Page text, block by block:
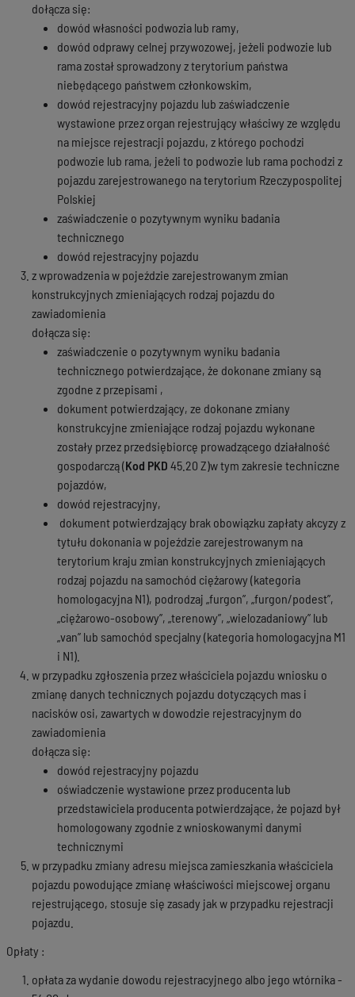
dołącza się:
dowód własności podwozia lub ramy,
dowód odprawy celnej przywozowej, jeżeli podwozie lub
rama został sprowadzony z terytorium państwa
niebędącego państwem członkowskim,
dowód rejestracyjny pojazdu lub zaświadczenie
wystawione przez organ rejestrujący właściwy ze względu
na miejsce rejestracji pojazdu, z którego pochodzi
podwozie lub rama, jeżeli to podwozie lub rama pochodzi z
pojazdu zarejestrowanego na terytorium Rzeczypospolitej
Polskiej
zaświadczenie o pozytywnym wyniku badania
technicznego
dowód rejestracyjny pojazdu
z wprowadzenia w pojeździe zarejestrowanym zmian
konstrukcyjnych zmieniających rodzaj pojazdu do
zawiadomienia
​​​​​​​dołącza się:
zaświadczenie o pozytywnym wyniku badania
technicznego potwierdzające, że dokonane zmiany są
zgodne z przepisami ,
dokument potwierdzający, ze dokonane zmiany
konstrukcyjne zmieniające rodzaj pojazdu wykonane
zostały przez przedsiębiorcę prowadzącego działalność
gospodarczą (Kod PKD 45.20 Z)w tym zakresie techniczne
pojazdów,
dowód rejestracyjny,
dokument potwierdzający brak obowiązku zapłaty akcyzy z
tytułu dokonania w pojeździe zarejestrowanym na
terytorium kraju zmian konstrukcyjnych zmieniających
rodzaj pojazdu na samochód ciężarowy (kategoria
homologacyjna N1), podrodzaj „furgon”, „furgon/podest”,
„ciężarowo-osobowy”, „terenowy”, „wielozadaniowy” lub
„van” lub samochód specjalny (kategoria homologacyjna M1
i N1).
w przypadku zgłoszenia przez właściciela pojazdu wniosku o
zmianę danych technicznych pojazdu dotyczących mas i
nacisków osi, zawartych w dowodzie rejestracyjnym do
zawiadomienia
​​​​​​​dołącza się:
dowód rejestracyjny pojazdu
oświadczenie wystawione przez producenta lub
przedstawiciela producenta potwierdzające, że pojazd był
homologowany zgodnie z wnioskowanymi danymi
technicznymi
w przypadku zmiany adresu miejsca zamieszkania właściciela
pojazdu powodujące zmianę właściwości miejscowej organu
rejestrującego, stosuje się zasady jak w przypadku rejestracji
pojazdu.
Opłaty :
opłata za wydanie dowodu rejestracyjnego albo jego wtórnika -